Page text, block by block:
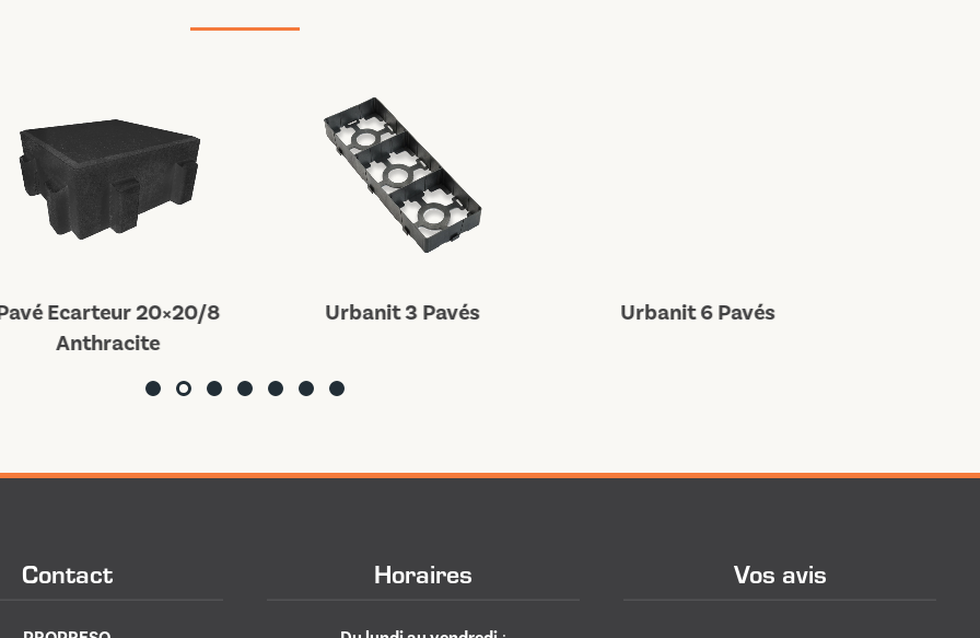
Ecarteur 20×20/8
Anthracite
Urbanit 3 Pavés Urbanit 6 Pavés
Contact Horaires Vos avis